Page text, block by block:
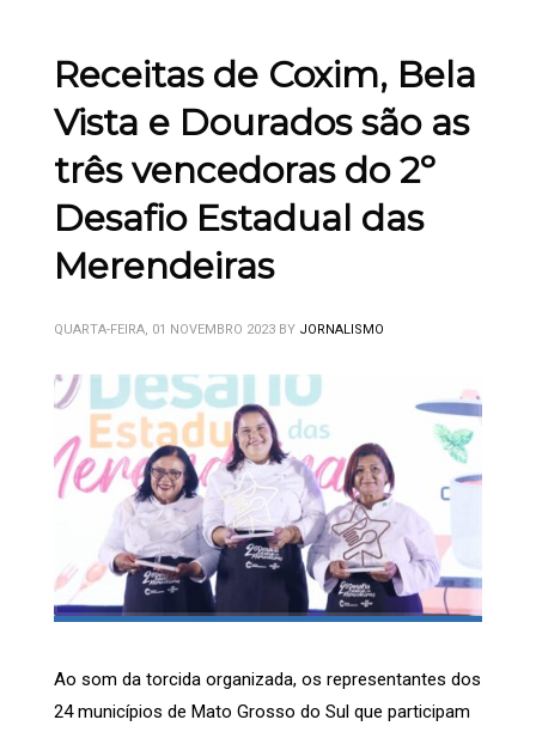
Receitas de Coxim, Bela
Vista e Dourados são as
três vencedoras do 2º
Desafio Estadual das
Merendeiras
QUARTA-FEIRA, 01 NOVEMBRO 2023 BY JORNALISMO
Ao som da torcida organizada, os representantes dos
24 municípios de Mato Grosso do Sul que participam